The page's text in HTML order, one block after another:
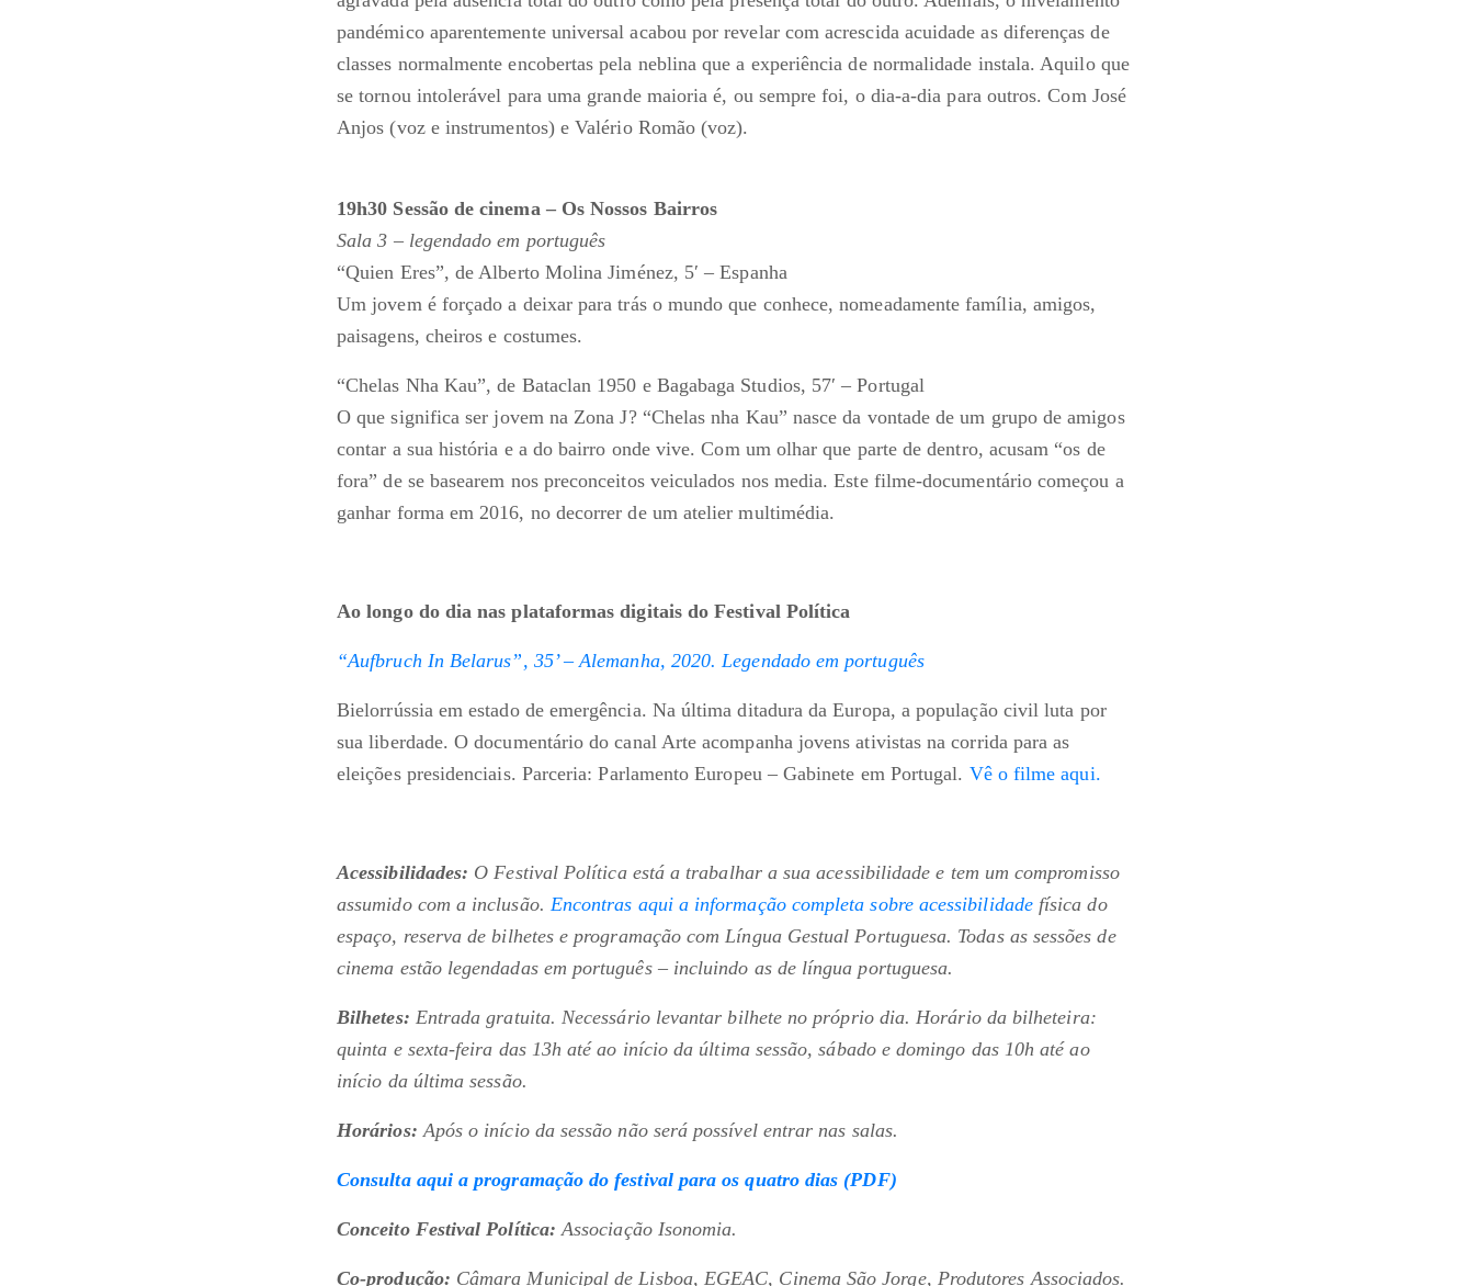
pandémico aparentemente universal acabou por revelar com acrescida acuidade as diferenças de
classes normalmente encobertas pela neblina que a experiência de normalidade instala. Aquilo que
se tornou intolerável para uma grande maioria é, ou sempre foi, o dia-a-dia para outros. Com José
Anjos (voz e instrumentos) e Valério Romão (voz).
19h30 Sessão de cinema – Os Nossos Bairros
Sala 3 – legendado em português
“Quien Eres”, de Alberto Molina Jiménez, 5′ – Espanha
Um jovem é forçado a deixar para trás o mundo que conhece, nomeadamente família, amigos,
paisagens, cheiros e costumes.
“Chelas Nha Kau”, de Bataclan 1950 e Bagabaga Studios, 57′ – Portugal
O que significa ser jovem na Zona J? “Chelas nha Kau” nasce da vontade de um grupo de amigos
contar a sua história e a do bairro onde vive. Com um olhar que parte de dentro, acusam “os de
fora” de se basearem nos preconceitos veiculados nos media. Este filme-documentário começou a
ganhar forma em 2016, no decorrer de um atelier multimédia.
Ao longo do dia nas plataformas digitais do Festival Política
“Aufbruch In Belarus”, 35’ – Alemanha, 2020. Legendado em português
Bielorrússia em estado de emergência. Na última ditadura da Europa, a população civil luta por
sua liberdade. O documentário do canal Arte acompanha jovens ativistas na corrida para as
eleições presidenciais. Parceria: Parlamento Europeu – Gabinete em Portugal. Vê o filme aqui.
Acessibilidades: O Festival Política está a trabalhar a sua acessibilidade e tem um compromisso
assumido com a inclusão. Encontras aqui a informação completa sobre acessibilidadefísica do
espaço, reserva de bilhetes e programação com Língua Gestual Portuguesa. Todas as sessões de
cinema estão legendadas em português – incluindo as de língua portuguesa.
Bilhetes: Entrada gratuita. Necessário levantar bilhete no próprio dia. Horário da bilheteira:
quinta e sexta-feira das 13h até ao início da última sessão, sábado e domingo das 10h até ao
início da última sessão.
Horários: Após o início da sessão não será possível entrar nas salas.
Consulta aqui a programação do festival para os quatro dias (PDF)
Conceito Festival Política: Associação Isonomia.
Co-produção: Câmara Municipal de Lisboa, EGEAC, Cinema São Jorge, Produtores Associados.